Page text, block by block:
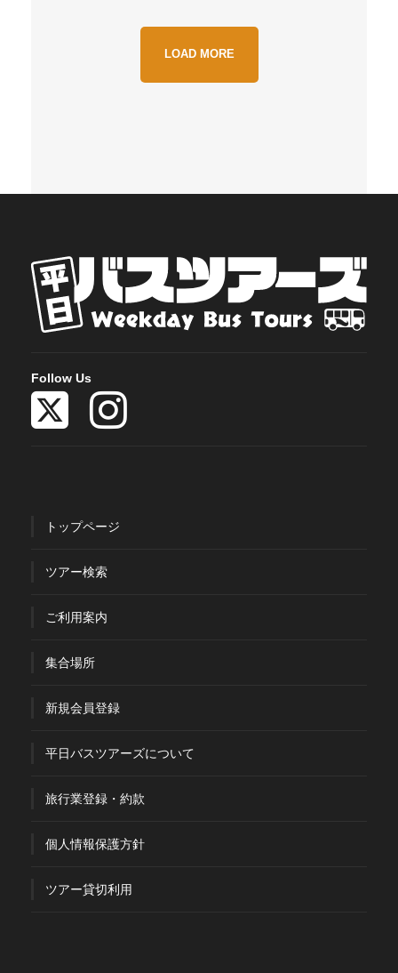
LOAD MORE
Follow Us
トップページ
ツアー検索
ご利用案内
集合場所
新規会員登録
平日バスツアーズについて
旅行業登録・約款
個人情報保護方針
ツアー貸切利用